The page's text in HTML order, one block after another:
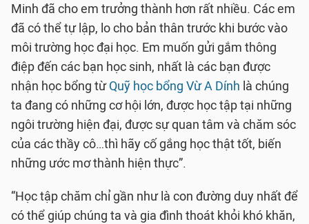
Minh đã cho em trưởng thành hơn rất nhiều. Các em
đã có thể tự lập, lo cho bản thân trước khi bước vào
môi trường học đại học. Em muốn gửi gắm thông
điệp đến các bạn học sinh, nhất là các bạn được
nhận học bổng từQuỹ học bổng Vừ A Dính là chúng
ta đang có những cơ hội lớn, được học tập tại những
ngôi trường hiện đại, được sự quan tâm và chăm sóc
của các thầy cô…thì hãy cố gắng học thật tốt, biến
những ước mơ thành hiện thực”.
“Học tập chăm chỉ gần như là con đường duy nhất để
có thể giúp chúng ta và gia đình thoát khỏi khó khăn,